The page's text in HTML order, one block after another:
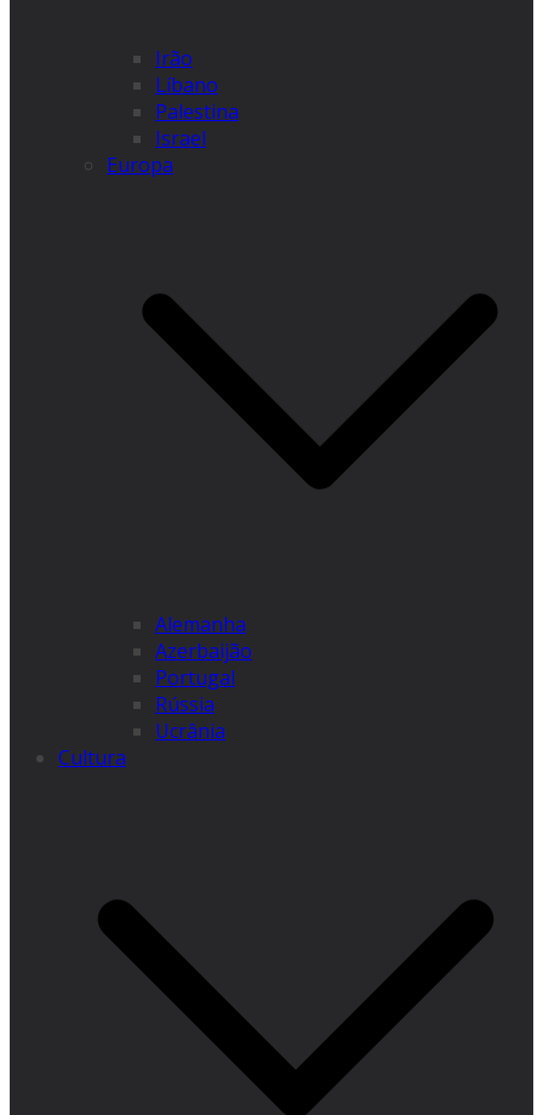
Irão
Líbano
Palestina
Israel
Europa
Alemanha
Azerbaijão
Portugal
Rússia
Ucrânia
Cultura